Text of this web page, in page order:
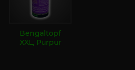
Bengaltopf
XXL, Purpur